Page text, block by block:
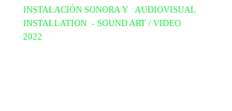
INSTALACIÓN SONORA Y AUDIOVISUAL
INSTALLATION - SOUND ART / VIDEO
2022